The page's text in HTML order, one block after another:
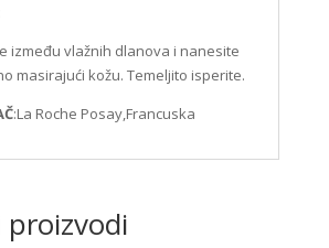
između vlažnih dlanova i nanesite
masirajući kožu. Temeljito isperite.
:La Roche Posay,Francuska
proizvodi